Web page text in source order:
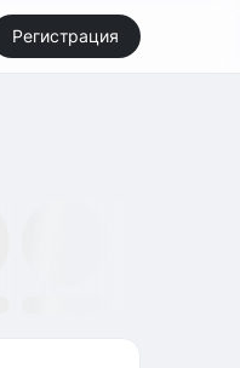
Регистрация